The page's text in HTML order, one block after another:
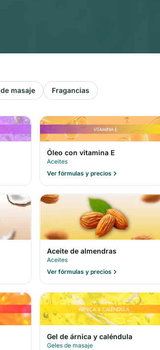
masaje Fragancias
Óleo con vitamina E
Aceites
Ver fórmulas y precios
Aceite de almendras
Aceites
Ver fórmulas y precios
Gel de árnica y caléndula
Geles de masaje